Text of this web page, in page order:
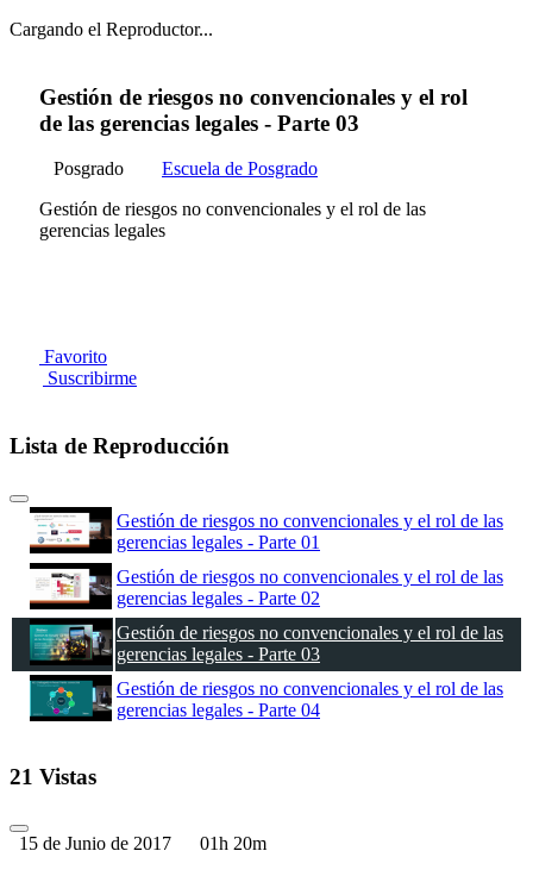
Cargando el Reproductor...
Gestión de riesgos no convencionales y el rol
de las gerencias legales - Parte 03
Posgrado
Escuela de Posgrado
Gestión de riesgos no convencionales y el rol de las
gerencias legales
Favorito
Suscribirme
Lista de Reproducción
Gestión de riesgos no convencionales y el rol de las
gerencias legales - Parte 01
Gestión de riesgos no convencionales y el rol de las
gerencias legales - Parte 02
Gestión de riesgos no convencionales y el rol de las
gerencias legales - Parte 03
Gestión de riesgos no convencionales y el rol de las
gerencias legales - Parte 04
21 Vistas
15 de Junio de 2017 01h 20m